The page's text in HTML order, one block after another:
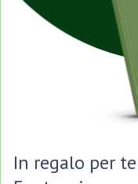
In regalo per